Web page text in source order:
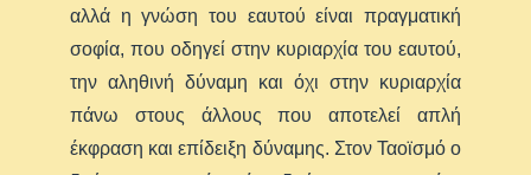
αλλά η γνώση του εαυτού είναι πραγματική
σοφία, που οδηγεί στην κυριαρχία του εαυτού,
την αληθινή δύναμη και όχι στην κυριαρχία
πάνω στους άλλους που αποτελεί απλή
έκφραση και επίδειξη δύναμης. Στον Ταοϊσμό ο